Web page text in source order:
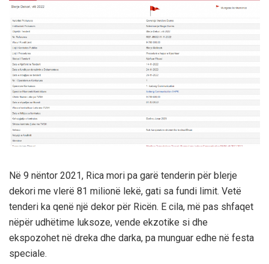
Në 9 nëntor 2021, Rica mori pa garë tenderin për blerje
dekori me vlerë 81 milionë lekë, gati sa fundi limit. Vetë
tenderi ka qenë një dekor për Ricën. E cila, më pas shfaqet
nëpër udhëtime luksoze, vende ekzotike si dhe
ekspozohet në dreka dhe darka, pa munguar edhe në festa
speciale.